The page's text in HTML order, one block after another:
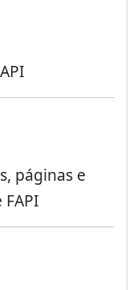
páginas e